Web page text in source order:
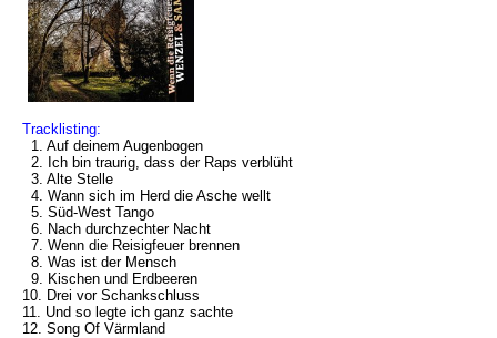
Tracklisting:
1. Auf deinem Augenbogen
2. Ich bin traurig, dass der Raps verblüht
3. Alte Stelle
4. Wann sich im Herd die Asche wellt
5. Süd-West Tango
6. Nach durchzechter Nacht
7. Wenn die Reisigfeuer brennen
8. Was ist der Mensch
9. Kischen und Erdbeeren
10. Drei vor Schankschluss
11. Und so legte ich ganz sachte
12. Song Of Värmland